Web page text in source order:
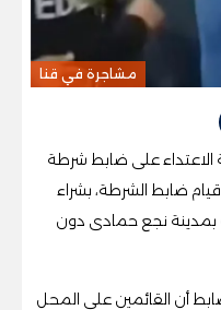
مشاجرة في قنا
الاعتداء على ضابط شرطة
ضابط الشرطة، بشراء
بمدينة نجع حمادى دون
أن القائمين على المحل